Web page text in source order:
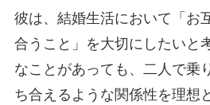
彼は、結婚生活において「お
合うこと」を大切にしたいと
なことがあっても、二人で乗
ち合えるような関係性を理想